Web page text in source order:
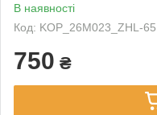
В наявності
Код: KOP_26M023_ZHL-65
750 ₴